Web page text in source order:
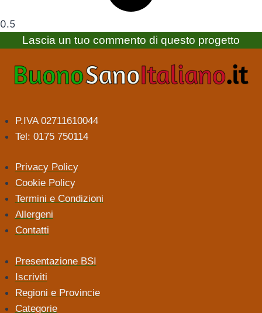
Lascia un tuo commento di questo progetto
P.IVA 02711610044
Tel: 0175 750114
Privacy Policy
Cookie Policy
Termini e Condizioni
Allergeni
Contatti
Presentazione BSI
Iscriviti
Regioni e Provincie
Categorie